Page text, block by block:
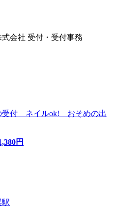
会社 受付・受付事務
受付 ネイルok! おそめの出
円
駅